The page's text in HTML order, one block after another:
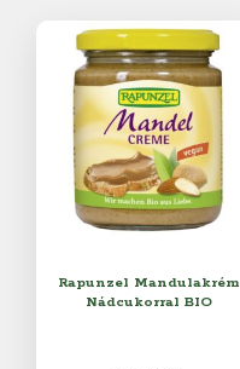
Rapunzel Mandulakrém
Nádcukorral BIO